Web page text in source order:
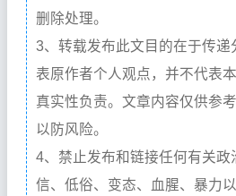
删除处理。
3、转载发布此文目的在于传递
表原作者个人观点，并不代表
真实性负责。文章内容仅供参
以防风险。
4、禁止发布和链接任何有关政
信、低俗、变态、血腥、暴力